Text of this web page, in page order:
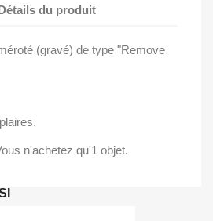
du produit
(gravé) de type "Remove
n'achetez qu'1 objet.